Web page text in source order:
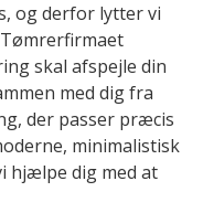
og derfor lytter vi
skal afspejle din
med dig fra
der passer præcis
minimalistisk
hjælpe dig med at